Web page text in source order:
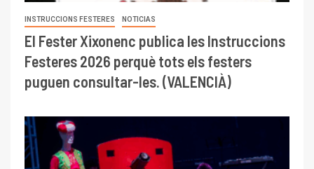
INSTRUCCIONS FESTERES NOTICIAS
El Fester Xixonenc publica les Instruccions
Festeres 2026 perquè tots els festers
puguen consultar-les. (VALENCIÀ)